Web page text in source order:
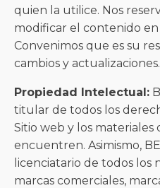
quien la utilice. Nos
modificar el contenido
Convenimos que es su
cambios y actualizaciones.
Propiedad Intelectual:
titular de todos los
Sitio web y los materiales
encuentren. Asimismo,
licenciatario de todos los
marcas comerciales,